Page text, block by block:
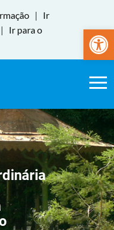
Abrir
|
Ir
|
Ir para o